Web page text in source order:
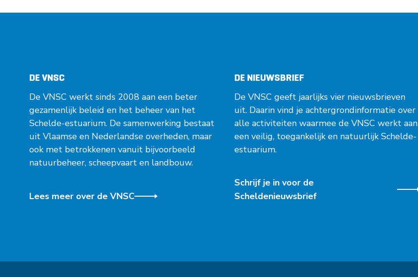
DE VNSC
De VNSC werkt sinds 2008 aan een beter
gezamenlijk beleid en het beheer van het
Schelde-estuarium. De samenwerking bestaat
uit Vlaamse en Nederlandse overheden, maar
ook met betrokkenen vanuit bijvoorbeeld
natuurbeheer, scheepvaart en landbouw.
Lees meer over de VNSC
DE NIEUWSBRIEF
De VNSC geeft jaarlijks vier nieuwsbrieven
uit. Daarin vind je achtergrondinformatie over
alle activiteiten waarmee de VNSC werkt aan
een veilig, toegankelijk en natuurlijk Schelde-
estuarium.
Schrijf je in voor de
Scheldenieuwsbrief